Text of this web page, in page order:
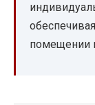
помещении